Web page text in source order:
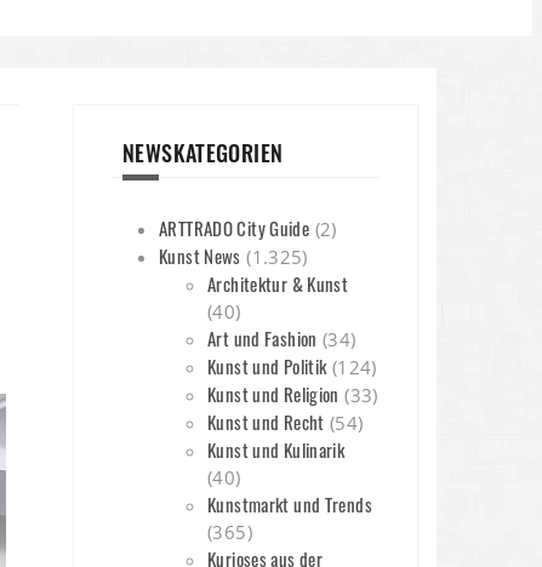
NEWSKATEGORIEN
ARTTRADO City Guide (2)
Kunst News (1.325)
Architektur & Kunst
(40)
Art und Fashion (34)
Kunst und Politik(124)
Kunst und Religion (33)
Kunst und Recht (54)
Kunst und Kulinarik
(40)
Kunstmarkt und Trends
(365)
Kurioses aus der